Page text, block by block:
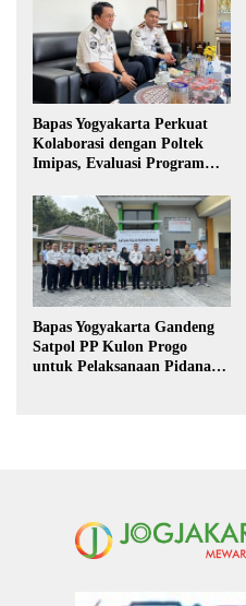
Bapas Yogyakarta Perkuat
Kolaborasi dengan Poltek
Imipas, Evaluasi Program
Bapas Yogyakarta Gandeng
Satpol PP Kulon Progo
untuk Pelaksanaan Pidana